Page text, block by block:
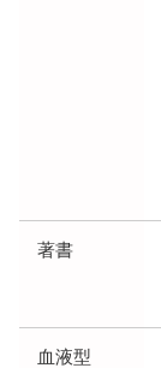
著書
血液型